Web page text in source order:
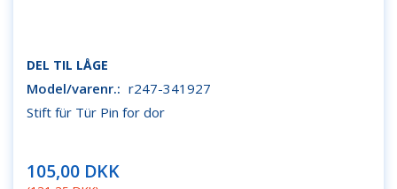
DEL TIL LÅGE
Model/varenr.: r247-341927
Stift für Tür Pin for dor
105,00 DKK